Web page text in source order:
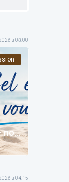
à 08:00
nos
@ OECCBB
à 04:15